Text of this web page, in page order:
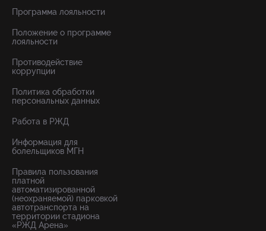
Программа лояльности
Положение о программе
лояльности
Противодействие
коррупции
Политика обработки
персональных данных
Работа в РЖД
Информация для
болельщиков МГН
Правила пользования
платной
автоматизированной
(неохраняемой) парковкой
автотранспорта на
территории стадиона
«РЖД Арена»